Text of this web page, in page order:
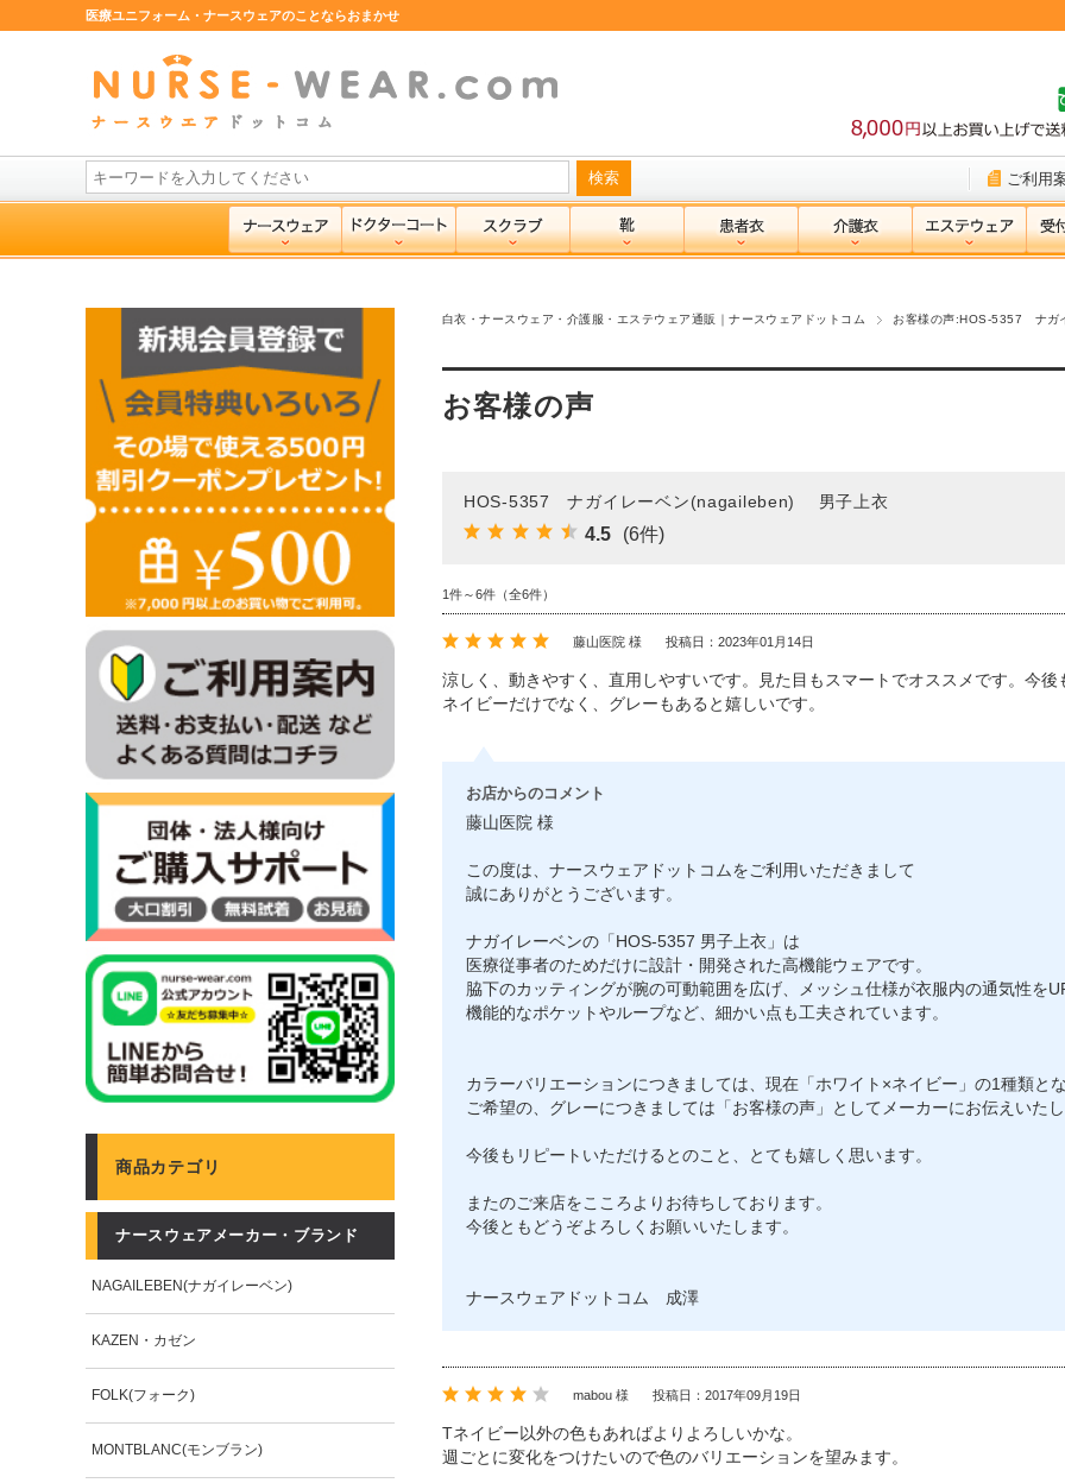
医療ユニフォーム・ナースウェアのことならおまかせ
ご利用
白衣・ナースウェア・介護服・エステウェア通販｜ナースウェアドットコム お客様の声:HOS-5357 ナ
お客様の声
HOS-5357 ナガイレーベン(nagaileben) 男子上衣
4.5 (6件)
1件～6件（全6件）
藤山医院 様 投稿日：2023年01月14日
涼しく、動きやすく、直用しやすいです。見た目もスマートでオススメです。今後
ネイビーだけでなく、グレーもあると嬉しいです。
お店からのコメント
藤山医院 様
この度は、ナースウェアドットコムをご利用いただきまして
誠にありがとうございます。
ナガイレーベンの「HOS-5357 男子上衣」は
医療従事者のためだけに設計・開発された高機能ウェアです。
脇下のカッティングが腕の可動範囲を広げ、メッシュ仕様が衣服内の通気性を
機能的なポケットやループなど、細かい点も工夫されています。
カラーバリエーションにつきましては、現在「ホワイト×ネイビー」の1種類とな
ご希望の、グレーにつきましては「お客様の声」としてメーカーにお伝えいたし
今後もリピートいただけるとのこと、とても嬉しく思います。
またのご来店をこころよりお待ちしております。
今後ともどうぞよろしくお願いいたします。
ナースウェアドットコム 成澤
mabou 様 投稿日：2017年09月19日
Tネイビー以外の色もあればよりよろしいかな。
週ごとに変化をつけたいので色のバリエーションを望みます。
商品カテゴリ
ナースウェアメーカー・ブランド
NAGAILEBEN(ナガイレーベン)
KAZEN・カゼン
FOLK(フォーク)
MONTBLANC(モンブラン)